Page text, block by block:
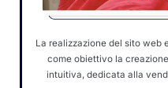
La realizzazione del sito
come obiettivo la
intuitiva, dedicata alla